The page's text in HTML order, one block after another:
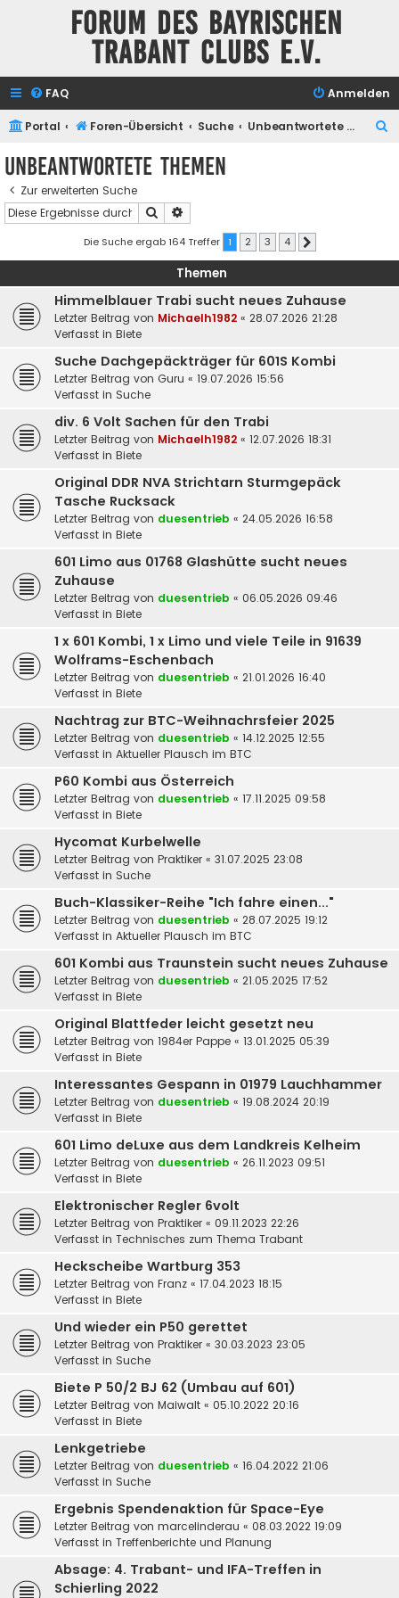
Forum des Bayrischen
Trabant Clubs e.V.
FAQ Anmelden
Portal Foren-Übersicht Suche Unbeantwortete Themen
Unbeantwortete Themen
Zur erweiterten Suche
Suche
Die Suche ergab 164 Treffer 1 2 3 4
Themen
Himmelblauer Trabi sucht neues Zuhause
Letzter Beitrag von Michaelh1982 « 28.07.2026 21:28
Verfasst in Biete
Suche Dachgepäckträger für 601S Kombi
Letzter Beitrag von Guru « 19.07.2026 15:56
Verfasst in Suche
div. 6 Volt Sachen für den Trabi
Letzter Beitrag von Michaelh1982 « 12.07.2026 18:31
Verfasst in Biete
Original DDR NVA Strichtarn Sturmgepäck
Tasche Rucksack
Letzter Beitrag von duesentrieb « 24.05.2026 16:58
Verfasst in Biete
601 Limo aus 01768 Glashütte sucht neues
Zuhause
Letzter Beitrag von duesentrieb « 06.05.2026 09:46
Verfasst in Biete
1 x 601 Kombi, 1 x Limo und viele Teile in 91639
Wolframs-Eschenbach
Letzter Beitrag von duesentrieb « 21.01.2026 16:40
Verfasst in Biete
Nachtrag zur BTC-Weihnachrsfeier 2025
Letzter Beitrag von duesentrieb « 14.12.2025 12:55
Verfasst in Aktueller Plausch im BTC
P60 Kombi aus Österreich
Letzter Beitrag von duesentrieb « 17.11.2025 09:58
Verfasst in Biete
Hycomat Kurbelwelle
Letzter Beitrag von Praktiker « 31.07.2025 23:08
Verfasst in Suche
Buch-Klassiker-Reihe "Ich fahre einen..."
Letzter Beitrag von duesentrieb « 28.07.2025 19:12
Verfasst in Aktueller Plausch im BTC
601 Kombi aus Traunstein sucht neues Zuhause
Letzter Beitrag von duesentrieb « 21.05.2025 17:52
Verfasst in Biete
Original Blattfeder leicht gesetzt neu
Letzter Beitrag von 1984er Pappe « 13.01.2025 05:39
Verfasst in Biete
Interessantes Gespann in 01979 Lauchhammer
Letzter Beitrag von duesentrieb « 19.08.2024 20:19
Verfasst in Biete
601 Limo deLuxe aus dem Landkreis Kelheim
Letzter Beitrag von duesentrieb « 26.11.2023 09:51
Verfasst in Biete
Elektronischer Regler 6volt
Letzter Beitrag von Praktiker « 09.11.2023 22:26
Verfasst in Technisches zum Thema Trabant
Heckscheibe Wartburg 353
Letzter Beitrag von Franz « 17.04.2023 18:15
Verfasst in Biete
Und wieder ein P50 gerettet
Letzter Beitrag von Praktiker « 30.03.2023 23:05
Verfasst in Suche
Biete P 50/2 BJ 62 (Umbau auf 601)
Letzter Beitrag von Maiwalt « 05.10.2022 20:16
Verfasst in Biete
Lenkgetriebe
Letzter Beitrag von duesentrieb « 16.04.2022 21:06
Verfasst in Suche
Ergebnis Spendenaktion für Space-Eye
Letzter Beitrag von marcelinderau « 08.03.2022 19:09
Verfasst in Treffenberichte und Planung
Absage: 4. Trabant- und IFA-Treffen in
Schierling 2022